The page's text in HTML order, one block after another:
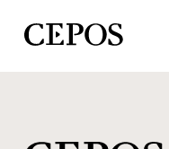
CEPOS logo